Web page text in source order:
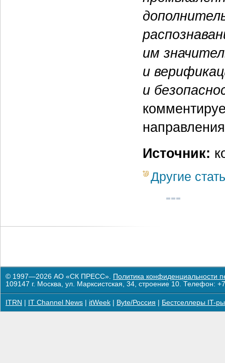
им
и
и
Источник:
Другие
© 1997—2026 АО «СК ПРЕСС». Политика конфиденциальности
109147 г. Москва, ул. Марксистская, 34, строение 10. Телефон:
ITRN IT Channel News itWeek Byte/Россия Бестселлеры IT-